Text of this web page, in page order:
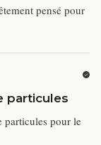
pensé pour
particules
particules pour le